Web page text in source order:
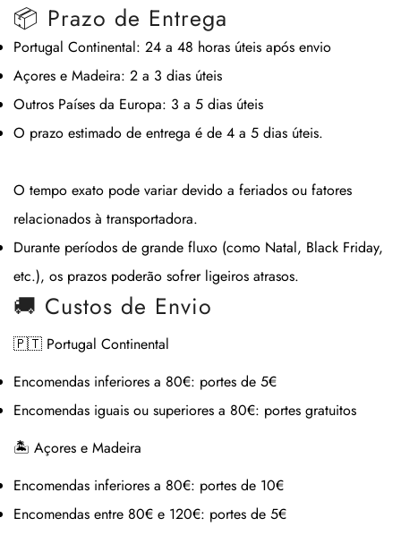
📦 Prazo de Entrega
Portugal Continental: 24 a 48 horas úteis após envio
Açores e Madeira: 2 a 3 dias úteis
Outros Países da Europa: 3 a 5 dias úteis
O prazo estimado de entrega é de 4 a 5 dias úteis.
O tempo exato pode variar devido a feriados ou fatores
relacionados à transportadora.
Durante períodos de grande fluxo (como Natal, Black Friday,
etc.), os prazos poderão sofrer ligeiros atrasos.
🚚 Custos de Envio
🇵🇹 Portugal Continental
Encomendas inferiores a 80€: portes de 5€
Encomendas iguais ou superiores a 80€: portes gratuitos
🏝 Açores e Madeira
Encomendas inferiores a 80€: portes de 10€
Encomendas entre 80€ e 120€: portes de 5€